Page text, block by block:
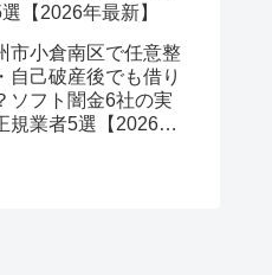
【2026年最新】
市小倉南区で任意整
自己破産後でも借り
ソフト闇金6社の実
規業者5選【2026年